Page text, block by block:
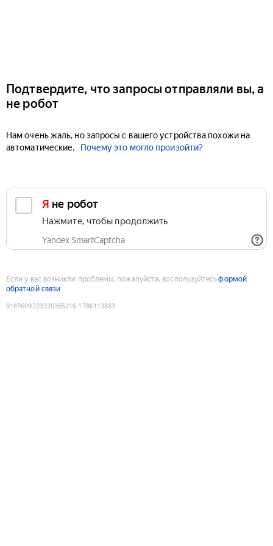
Подтвердите, что запросы отправляли вы, а
не робот
Нам очень жаль, но запросы с вашего устройства похожи на
автоматические.
Почему это могло произойти?
Я не робот
Нажмите, чтобы продолжить
Yandex SmartCaptcha
Если у вас возникли проблемы, пожалуйста, воспользуйтесьформой
обратной связи
9183609223320365216:1786113883